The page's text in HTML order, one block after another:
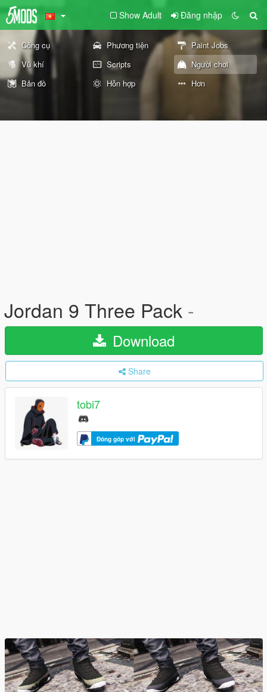
Show Adult Đăng nhập
Công cụ Phương tiện
Paint Jobs
Vũ khí
Scripts
Người chơi
Bản đồ
Hỗn hợp Hơn
Jordan 9 Three Pack -
Download
Share
tobi7
Đóng góp với